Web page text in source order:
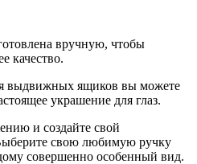
вручную, чтобы
качество.
выдвижных ящиков вы можете
украшение для глаз.
и создайте свой
свою любимую ручку
совершенно особенный вид.